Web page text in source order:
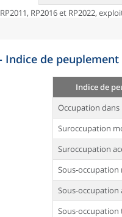
RP2016 et RP2022,
Indice de
Indice de
Occupation dans
Suroccupation
Suroccupation
Sous-occupation
Sous-occupation
Sous-occupation